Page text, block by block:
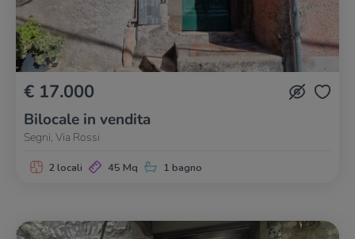
€ 17.000
Bilocale in vendita
Segni, Via Rossi
2 locali 45 Mq 1 bagno